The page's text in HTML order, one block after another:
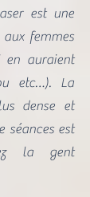
est une
aux femmes
en auraient
etc…). La
dense et
séances est
la gent